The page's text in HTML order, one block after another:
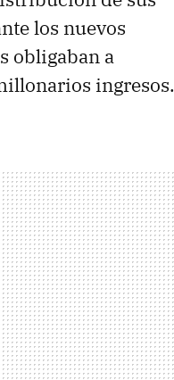
los nuevos
obligaban a
ingresos.